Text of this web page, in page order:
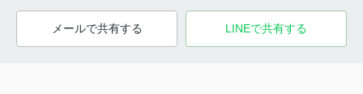
メールで共有する LINEで共有する